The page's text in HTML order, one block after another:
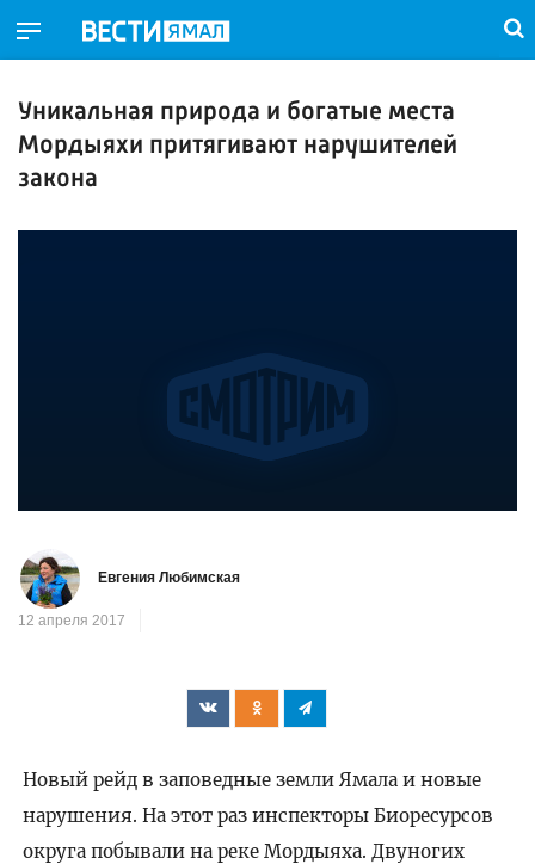
Уникальная природа и богатые места
Мордыяхи притягивают нарушителей
закона
Евгения Любимская
12 апреля 2017
Новый рейд в заповедные земли Ямала и новые
нарушения. На этот раз инспекторы Биоресурсов
округа побывали на реке Мордыяха. Двуногих